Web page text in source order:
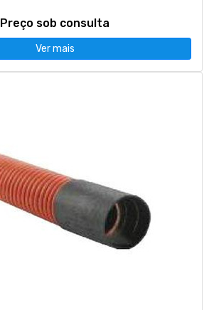
Preço sob consulta
Ver mais